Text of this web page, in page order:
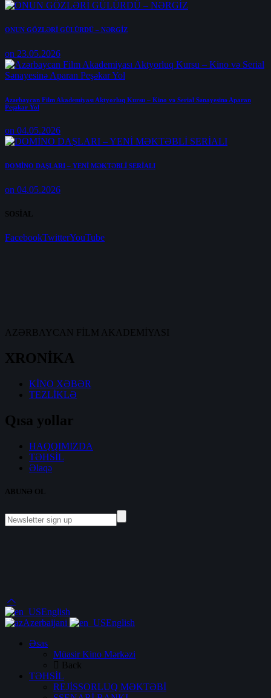
ONUN GÖZLƏRİ GÜLÜRDÜ – NƏRGİZ
on 23.05.2026
Azərbaycan Film Akademiyası Aktyorluq Kursu – Kino və Serial Sənayesinə Aparan
Peşəkar Yol
on 04.05.2026
DOMİNO DAŞLARI – YENİ MƏKTƏBLİ SERİALI
on 04.05.2026
SOSİAL
FacebookTwitterYouTube
AZƏRBAYCAN FİLM AKADEMİYASI
XRONİKA
KİNO XƏBƏR
TEZLİKLƏ
Qısa yollar
HAQQIMIZDA
TƏHSİL
Əlaqə
ABUNƏ OL
English
Azerbaijani
English
Əsas
Müasir Kino Mərkəzi
Back
TƏHSİL
REJİSSORLUQ MƏKTƏBİ